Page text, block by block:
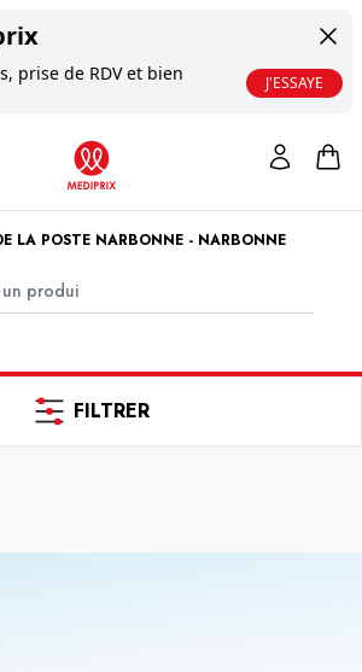
prise de RDV et bien
J'ESSAYE
LA POSTE NARBONNE - NARBONNE
FILTRER